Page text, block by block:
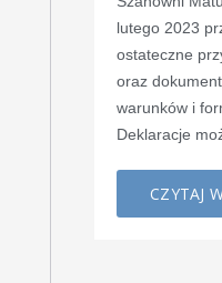
lutego 2023
ostateczne
oraz
warunków i
Deklaracje
CZYTAJ